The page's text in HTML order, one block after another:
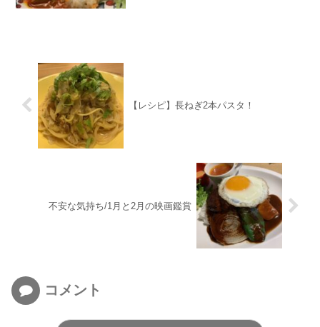
【レシピ】長ねぎ2本パスタ！
不安な気持ち/1月と2月の映画鑑賞
コメント